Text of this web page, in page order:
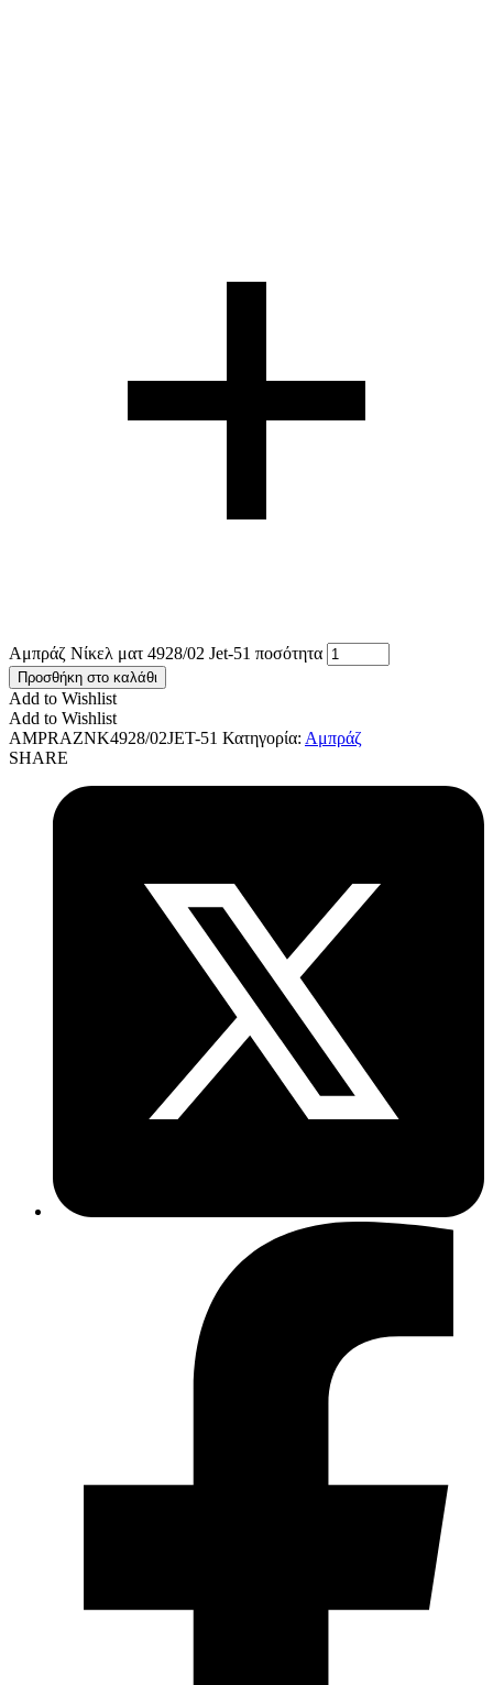
Αμπράζ Νίκελ ματ 4928/02 Jet-51 ποσότητα
Προσθήκη στο καλάθι
Add to Wishlist
Add to Wishlist
AMPRAZNK4928/02JET-51 Κατηγορία: Αμπράζ
SHARE